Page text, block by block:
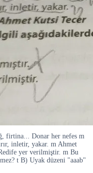
firtina... Donar her nefes m
inletir, yakar. m Ahmet
yer verilmiştir. m Bu
t B) Uyak düzeni "aaab"